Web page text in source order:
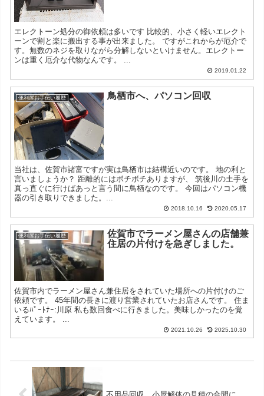
エレクトーン処分の御依頼は多いです 比較的、小さく軽いエレクト
ーンで割と楽に搬出する事が出来ました。 ですがこれからが厄介で
す。無数のネジを取りながら分解しないといけません。エレクトー
ンは重く厄介な代物なんです。 ...
2019.01.22
便利屋お手伝い履歴 鳥栖市へ、パソコン回収
当社は、佐賀市諸富ですが実は鳥栖市は結構近いのです。 地の利と
言いましょうか？ 距離的にはボチボチありますが、 筑後川の土手を
真っ直ぐに行けばあっと言う間に鳥栖なのです。 今回はパソコン機
器の引き取りできました。...
2018.10.16 2020.05.17
便利屋お手伝い履歴
佐賀市でラーメン屋さんの店舗兼
住居の片付けを急ぎしました。
佐賀市内でラーメン屋さん兼住居をされていた場所への片付けのご
依頼です。 45年間の長きに渡り営業されていたお店さんです。 住ま
いるﾊﾟｰﾄﾅｰ:川原 私も数回食べに行きました。美味しかったのを覚
えています。 ...
2021.10.26 2025.10.30